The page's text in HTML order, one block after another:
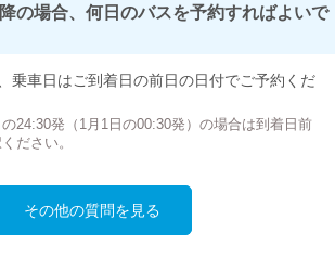
の場合、何日のバスを予約すればよいで
乗車日はご到着日の前日の日付でご予約くだ
24:30発（1月1日の00:30発）の場合は到着日前
ださい。
その他の質問を見る